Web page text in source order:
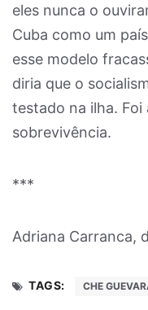
eles nunca o
Cuba como um
esse modelo
diria que o
testado na ilha. Foi
sobrevivência.
***
Adriana Carranca,
TAGS: CHE